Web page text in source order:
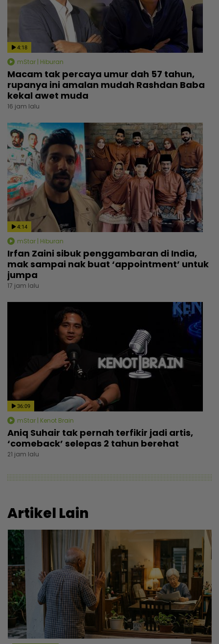
4:18
mStar | Hiburan
Macam tak percaya umur dah 57 tahun,
rupanya ini amalan mudah Rashdan Baba
kekal awet muda
16 jam lalu
4:14
mStar | Hiburan
Irfan Zaini sibuk penggambaran di India,
mak sampai nak buat ‘appointment’ untuk
jumpa
17 jam lalu
36:09
mStar | Kenot Brain
Aniq Suhair tak pernah terfikir jadi artis,
‘comeback’ selepas 2 tahun berehat
21 jam lalu
Artikel Lain